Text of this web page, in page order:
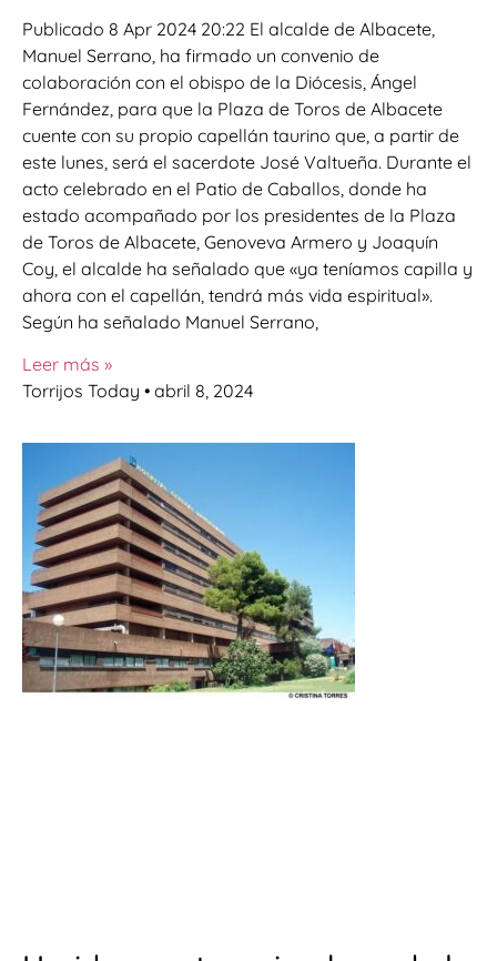
Publicado 8 Apr 2024 20:22 El alcalde de Albacete,
Manuel Serrano, ha firmado un convenio de
colaboración con el obispo de la Diócesis, Ángel
Fernández, para que la Plaza de Toros de Albacete
cuente con su propio capellán taurino que, a partir de
este lunes, será el sacerdote José Valtueña. Durante el
acto celebrado en el Patio de Caballos, donde ha
estado acompañado por los presidentes de la Plaza
de Toros de Albacete, Genoveva Armero y Joaquín
Coy, el alcalde ha señalado que «ya teníamos capilla y
ahora con el capellán, tendrá más vida espiritual».
Según ha señalado Manuel Serrano,
Leer más »
Torrijos Today
abril 8, 2024